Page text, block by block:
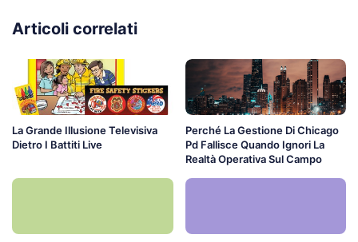
Articoli correlati
La Grande Illusione Televisiva
Dietro I Battiti Live
Perché La Gestione Di Chicago
Pd Fallisce Quando Ignori La
Realtà Operativa Sul Campo